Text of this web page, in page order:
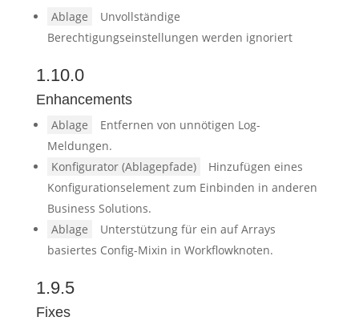
Ablage
Unvollständige
Berechtigungseinstellungen werden ignoriert
1.10.0
Enhancements
Ablage
Entfernen von unnötigen Log-
Meldungen.
Konfigurator (Ablagepfade)
Hinzufügen eines
Konfigurationselement zum Einbinden in anderen
Business Solutions.
Ablage
Unterstützung für ein auf Arrays
basiertes Config-Mixin in Workflowknoten.
1.9.5
Fixes